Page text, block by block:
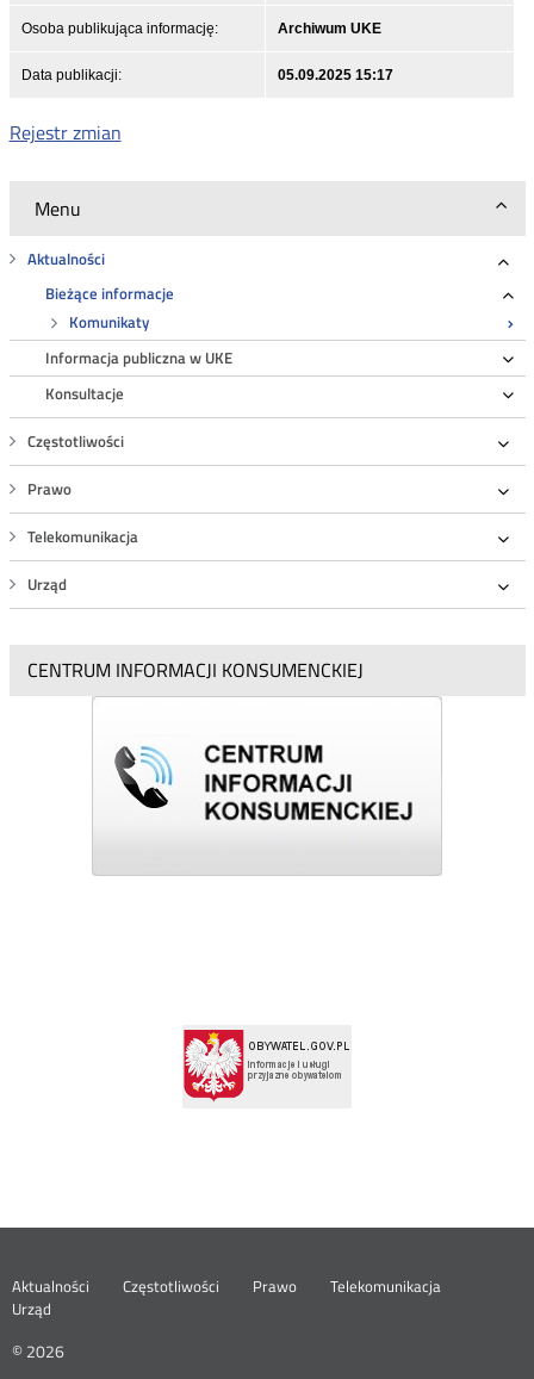
Menu
Aktualności
Bieżące informacje
Komunikaty
Informacja publiczna w UKE
Konsultacje
Częstotliwości
Prawo
Telekomunikacja
Urząd
CENTRUM INFORMACJI KONSUMENCKIEJ
Osoba publikująca informację: Archiwum UKE
Data publikacji: 05.09.2025 15:17
Rejestr zmian
Menu
footer
Aktualności Częstotliwości Prawo
Telekomunikacja
Urząd
© 2026